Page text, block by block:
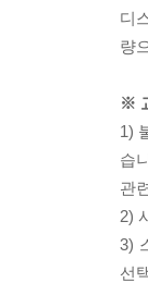
디
량
※
1)
습
관
2)
3)
선